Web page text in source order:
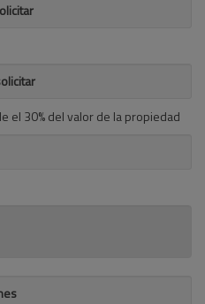
el 30% del valor de la propiedad